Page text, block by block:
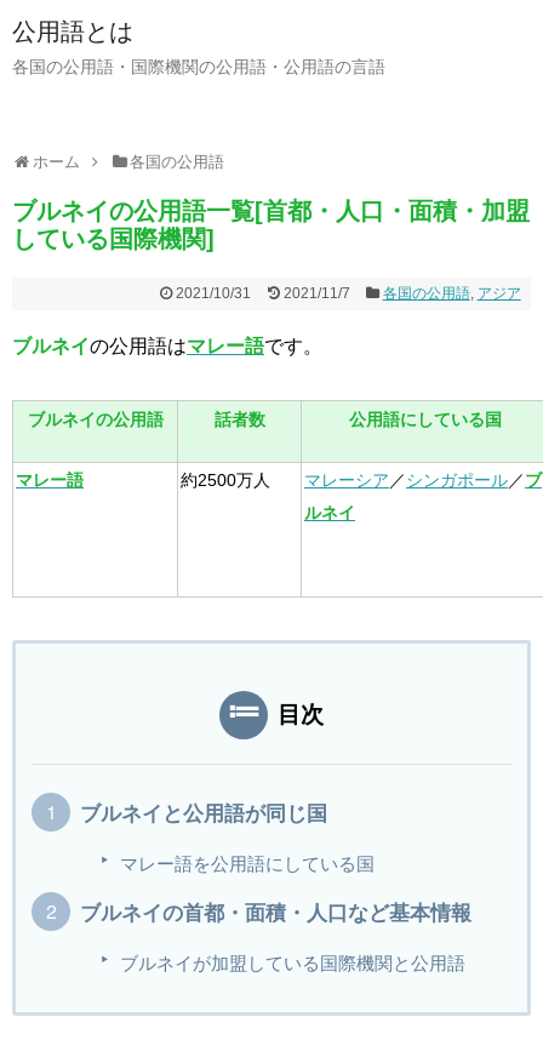
公用語とは
各国の公用語・国際機関の公用語・公用語の言語
ホーム 各国の公用語
ブルネイの公用語一覧[首都・人口・面積・加盟
している国際機関]
2021/10/31 2021/11/7 各国の公用語, アジア
ブルネイの公用語はマレー語です。
ブルネイの公用語 話者数 公用語にしている国
マレー語 約2500万人 マレーシア ／シンガポール／ブ
ルネイ
目次
ブルネイと公用語が同じ国
マレー語を公用語にしている国
ブルネイの首都・面積・人口など基本情報
ブルネイが加盟している国際機関と公用語